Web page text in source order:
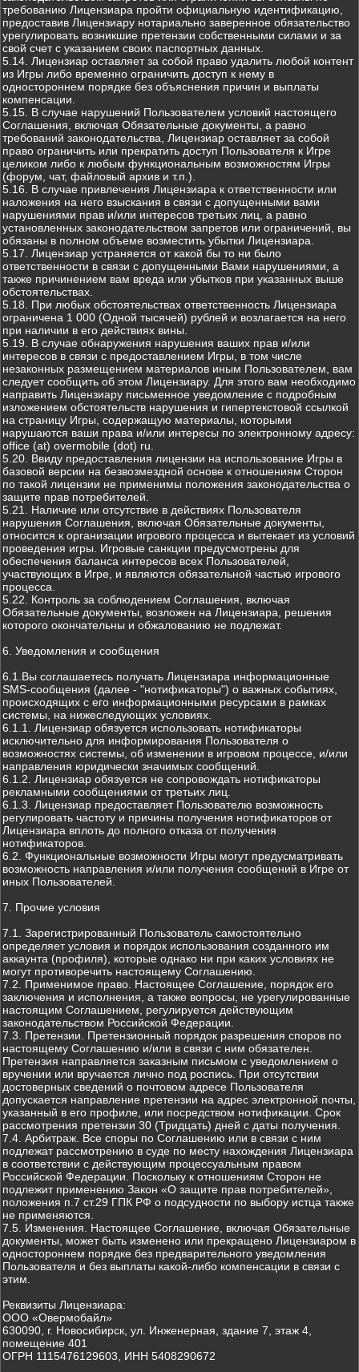
требованию Лицензиара пройти официальную идентификацию,
предоставив Лицензиару нотариально заверенное обязательство
урегулировать возникшие претензии собственными силами и за
свой счет с указанием своих паспортных данных.
5.14. Лицензиар оставляет за собой право удалить любой контент
из Игры либо временно ограничить доступ к нему в
одностороннем порядке без объяснения причин и выплаты
компенсации.
5.15. В случае нарушений Пользователем условий настоящего
Соглашения, включая Обязательные документы, а равно
требований законодательства, Лицензиар оставляет за собой
право ограничить или прекратить доступ Пользователя к Игре
целиком либо к любым функциональным возможностям Игры
(форум, чат, файловый архив и т.п.).
5.16. В случае привлечения Лицензиара к ответственности или
наложения на него взыскания в связи с допущенными вами
нарушениями прав и/или интересов третьих лиц, а равно
установленных законодательством запретов или ограничений, вы
обязаны в полном объеме возместить убытки Лицензиара.
5.17. Лицензиар устраняется от какой бы то ни было
ответственности в связи с допущенными Вами нарушениями, а
также причинением вам вреда или убытков при указанных выше
обстоятельствах.
5.18. При любых обстоятельствах ответственность Лицензиара
ограничена 1 000 (Одной тысячей) рублей и возлагается на него
при наличии в его действиях вины.
5.19. В случае обнаружения нарушения ваших прав и/или
интересов в связи с предоставлением Игры, в том числе
незаконных размещением материалов иным Пользователем, вам
следует сообщить об этом Лицензиару. Для этого вам необходимо
направить Лицензиару письменное уведомление с подробным
изложением обстоятельств нарушения и гипертекстовой ссылкой
на страницу Игры, содержащую материалы, которыми
нарушаются ваши права и/или интересы по электронному адресу:
office (at) overmobile (dot) ru.
5.20. Ввиду предоставления лицензии на использование Игры в
базовой версии на безвозмездной основе к отношениям Сторон
по такой лицензии не применимы положения законодательства о
защите прав потребителей.
5.21. Наличие или отсутствие в действиях Пользователя
нарушения Соглашения, включая Обязательные документы,
относится к организации игрового процесса и вытекает из условий
проведения игры. Игровые санкции предусмотрены для
обеспечения баланса интересов всех Пользователей,
участвующих в Игре, и являются обязательной частью игрового
процесса.
5.22. Контроль за соблюдением Соглашения, включая
Обязательные документы, возложен на Лицензиара, решения
которого окончательны и обжалованию не подлежат.
6. Уведомления и сообщения
6.1.Вы соглашаетесь получать Лицензиара информационные
SMS-сообщения (далее - "нотификаторы") о важных событиях,
происходящих с его информационными ресурсами в рамках
системы, на нижеследующих условиях.
6.1.1. Лицензиар обязуется использовать нотификаторы
исключительно для информирования Пользователя о
возможностях системы, об изменении в игровом процессе, и/или
направления юридически значимых сообщений.
6.1.2. Лицензиар обязуется не сопровождать нотификаторы
рекламными сообщениями от третьих лиц.
6.1.3. Лицензиар предоставляет Пользователю возможность
регулировать частоту и причины получения нотификаторов от
Лицензиара вплоть до полного отказа от получения
нотификаторов.
6.2. Функциональные возможности Игры могут предусматривать
возможность направления и/или получения сообщений в Игре от
иных Пользователей.
7. Прочие условия
7.1. Зарегистрированный Пользователь самостоятельно
определяет условия и порядок использования созданного им
аккаунта (профиля), которые однако ни при каких условиях не
могут противоречить настоящему Соглашению.
7.2. Применимое право. Настоящее Соглашение, порядок его
заключения и исполнения, а также вопросы, не урегулированные
настоящим Соглашением, регулируется действующим
законодательством Российской Федерации.
7.3. Претензии. Претензионный порядок разрешения споров по
настоящему Соглашению и/или в связи с ним обязателен.
Претензия направляется заказным письмом с уведомлением о
вручении или вручается лично под роспись. При отсутствии
достоверных сведений о почтовом адресе Пользователя
допускается направление претензии на адрес электронной почты,
указанный в его профиле, или посредством нотификации. Срок
рассмотрения претензии 30 (Тридцать) дней с даты получения.
7.4. Арбитраж. Все споры по Соглашению или в связи с ним
подлежат рассмотрению в суде по месту нахождения Лицензиара
в соответствии с действующим процессуальным правом
Российской Федерации. Поскольку к отношениям Сторон не
подлежит применению Закон «О защите прав потребителей»,
положения п.7 ст.29 ГПК РФ о подсудности по выбору истца также
не применяются.
7.5. Изменения. Настоящее Соглашение, включая Обязательные
документы, может быть изменено или прекращено Лицензиаром в
одностороннем порядке без предварительного уведомления
Пользователя и без выплаты какой-либо компенсации в связи с
этим.
Реквизиты Лицензиара:
ООО «Овермобайл»
630090, г. Новосибирск, ул. Инженерная, здание 7, этаж 4,
помещение 401
ОГРН 1115476129603, ИНН 5408290672